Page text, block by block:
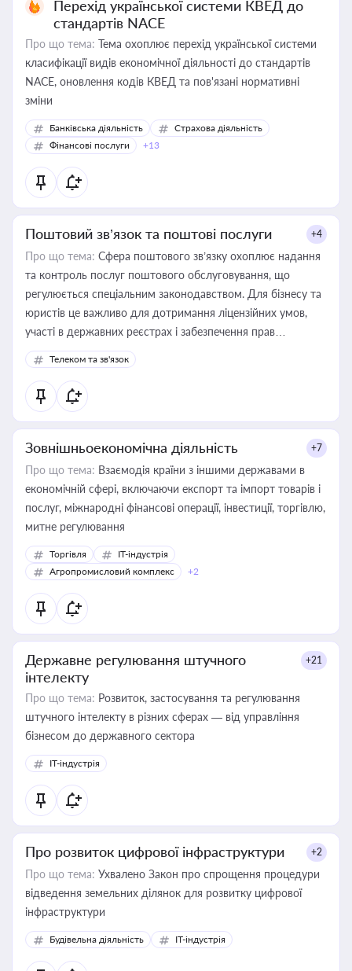
Перехід української системи КВЕД до
стандартів NACE
Про що тема: Тема охоплює перехід української системи
класифікації видів економічної діяльності до стандартів
NACE, оновлення кодів КВЕД та пов'язані нормативні
зміни
Банківська діяльність
Страхова діяльність
Фінансові послуги
+13
Поштовий зв’язок та поштові послуги +4
Про що тема: Сфера поштового зв’язку охоплює надання
та контроль послуг поштового обслуговування, що
регулюється спеціальним законодавством. Для бізнесу та
юристів це важливо для дотримання ліцензійних умов,
участі в державних реєстрах і забезпечення прав
споживачів.
Телеком та зв'язок
Зовнішньоекономічна діяльність +7
Про що тема: Взаємодія країни з іншими державами в
економічній сфері, включаючи експорт та імпорт товарів і
послуг, міжнародні фінансові операції, інвестиції, торгівлю,
митне регулювання
Торгівля
IT-індустрія
Агропромисловий комплекс
+2
Державне регулювання штучного
інтелекту
+21
Про що тема: Розвиток, застосування та регулювання
штучного інтелекту в різних сферах — від управління
бізнесом до державного сектора
IT-індустрія
Про розвиток цифрової інфраструктури +2
Про що тема: Ухвалено Закон про спрощення процедури
відведення земельних ділянок для розвитку цифрової
інфраструктури
Будівельна діяльність IT-індустрія